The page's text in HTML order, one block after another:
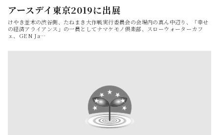
アースデイ東京2019に出展
けやき並木の渋谷側、たねまき大作戦実行委員会の会場内の真ん中辺り、「幸せ
の経済アライアンス」の一員としてナマケモノ倶楽部、スローウォーターカフ
ェ、GEN Ja…